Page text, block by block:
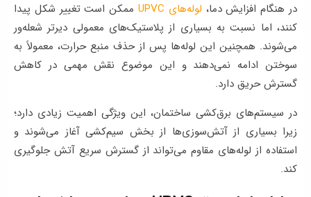
در هنگام افزایش دما، لوله‌های UPVC
ممکن است تغییر شکل پیدا
کنند، اما نسبت به بسیاری از پلاستیک‌های معمولی دیرتر شعله‌ور
می‌شوند. همچنین این لوله‌ها پس از حذف منبع حرارت، معمولاً به
سوختن ادامه نمی‌دهند و این موضوع نقش مهمی در کاهش
گسترش حریق دارد.
در سیستم‌های برق‌کشی ساختمان، این ویژگی اهمیت زیادی دارد؛
زیرا بسیاری از آتش‌سوزی‌ها از بخش سیم‌کشی آغاز می‌شوند و
استفاده از لوله‌های مقاوم می‌تواند از گسترش سریع آتش جلوگیری
کند.